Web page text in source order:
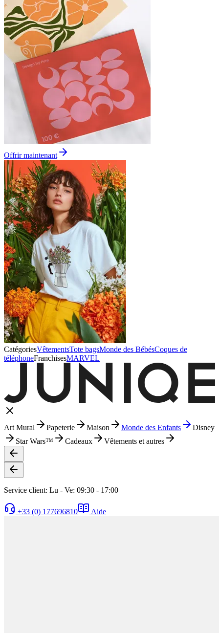
Offrir maintenant
CatégoriesVêtementsTote bagsMonde des BébésCoques de
téléphoneFranchisesMARVEL
Art Mural Papeterie Maison Monde des Enfants
Disney
Star Wars™
Cadeaux Vêtements et autres
Service client: Lu - Ve: 09:30 - 17:00
+33 (0) 177696810 Aide